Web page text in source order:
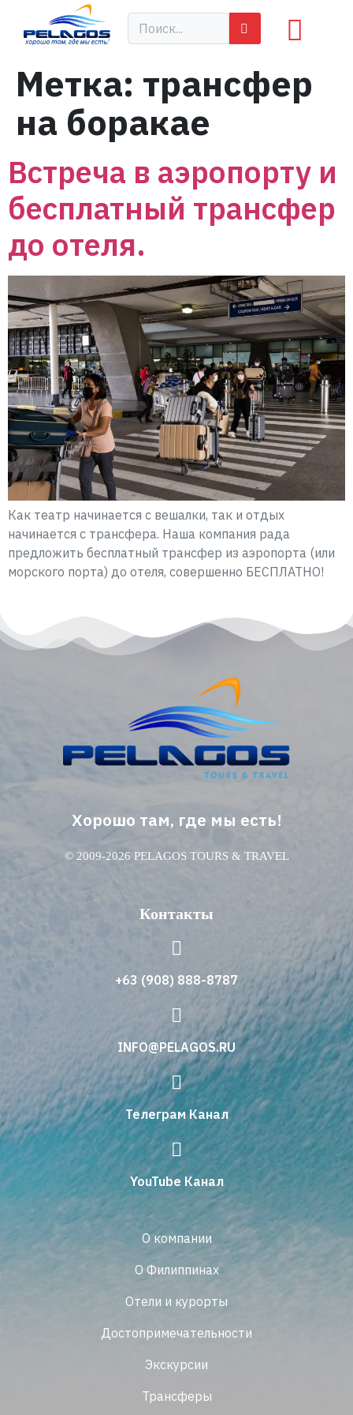
Метка: трансфер
на боракае
Встреча в аэропорту и
бесплатный трансфер
до отеля.
Как театр начинается с вешалки, так и отдых
начинается с трансфера. Наша компания рада
предложить бесплатный трансфер из аэропорта (или
морского порта) до отеля, совершенно БЕСПЛАТНО!
Хорошо там, где мы есть!
© 2009-2026 PELAGOS TOURS & TRAVEL
Контакты
+63 (908) 888-8787
INFO@PELAGOS.RU
Телеграм Канал
YouTube Канал
О компании
О Филиппинах
Отели и курорты
Достопримечательности
Экскурсии
Трансферы